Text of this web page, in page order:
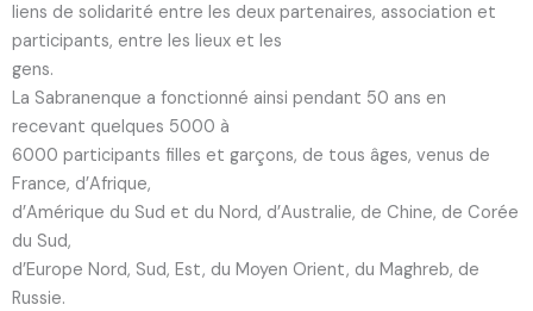
liens de solidarité entre les deux partenaires, association et
participants, entre les lieux et les
gens.
La Sabranenque a fonctionné ainsi pendant 50 ans en
recevant quelques 5000 à
6000 participants filles et garçons, de tous âges, venus de
France, d’Afrique,
d’Amérique du Sud et du Nord, d’Australie, de Chine, de Corée
du Sud,
d’Europe Nord, Sud, Est, du Moyen Orient, du Maghreb, de
Russie.